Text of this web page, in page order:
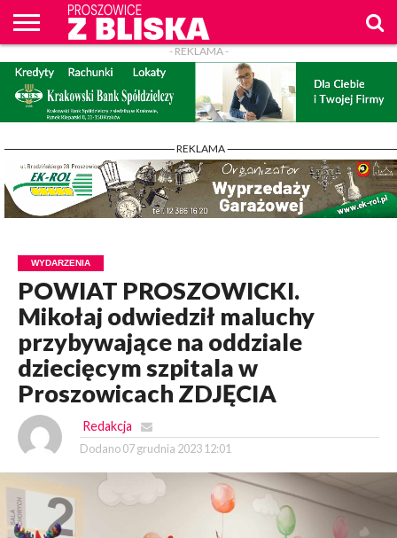
O
NAS
WIADOMOŚCI
ZAPYTAM
WPROST
CENNIK
REKLAM
PROSZOWICE
Z BLISKA
KONTAKT
- REKLAMA -
- REKLAMA -
WYDARZENIA
POWIAT PROSZOWICKI.
Mikołaj odwiedził maluchy
przybywające na oddziale
dziecięcym szpitala w
Proszowicach ZDJĘCIA
Redakcja
Dodano 07 grudnia 2023 12:01